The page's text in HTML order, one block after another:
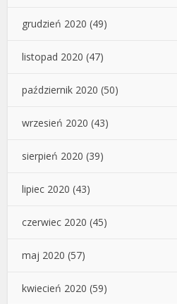
grudzień 2020 (49)
listopad 2020 (47)
październik 2020 (50)
wrzesień 2020 (43)
sierpień 2020 (39)
lipiec 2020 (43)
czerwiec 2020 (45)
maj 2020 (57)
kwiecień 2020 (59)